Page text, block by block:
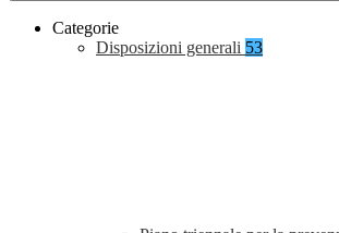
Categorie
Disposizioni generali 53